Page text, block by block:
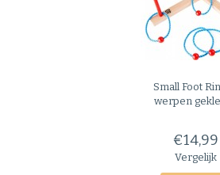
Small Foot
werpen
€14,99
Vergelijk